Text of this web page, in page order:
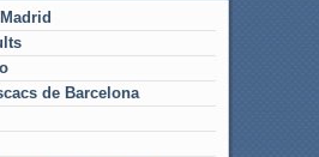
de Barcelona